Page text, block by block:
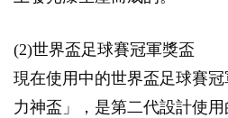
(2)世界盃足球賽冠軍獎盃
現在使用中的世界盃足球賽
力神盃」，是第二代設計使用